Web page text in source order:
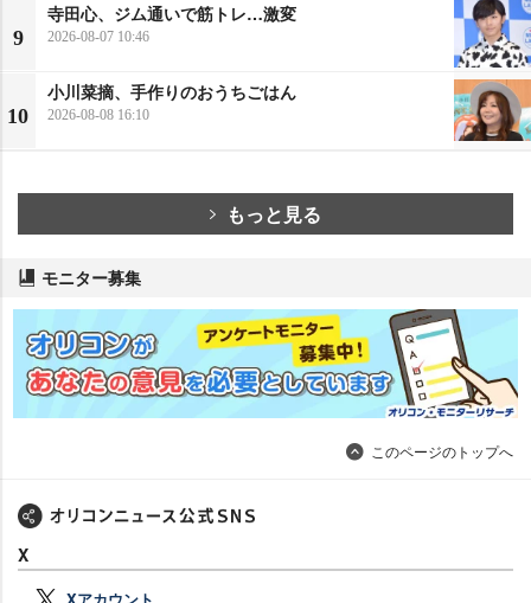
9
寺田心、ジム通いで筋トレ…激変
2026-08-07 10:46
10
小川菜摘、手作りのおうちごはん
2026-08-08 16:10
もっと見る
モニター募集
このページのトップへ
X